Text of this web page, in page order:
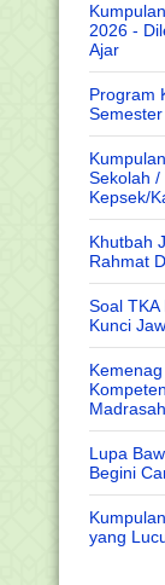
2026 -
Ajar
Program
Sekolah /
Kepsek/
Khutbah
Rahmat
Soal TKA
Kunci
Madrasah
Lupa
Begini
yang